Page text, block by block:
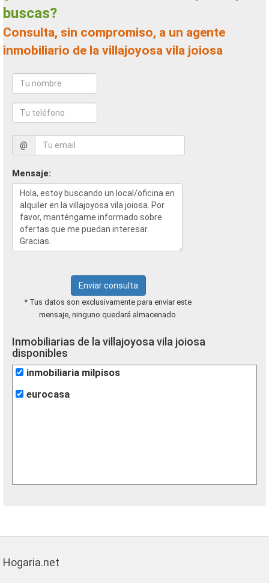
buscas?
Consulta, sin compromiso, a un agente
inmobiliario de la villajoyosa vila joiosa
@
Mensaje:
Enviar consulta
* Tus datos son exclusivamente para enviar este
mensaje, ninguno quedará almacenado.
Inmobiliarias de la villajoyosa vila joiosa
disponibles
inmobiliaria milpisos
eurocasa
Hogaria.net